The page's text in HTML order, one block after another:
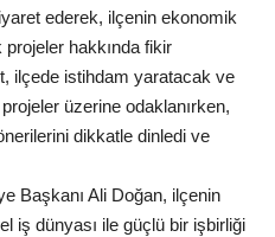
ederek, ilçenin ekonomik
projeler hakkında fikir
ilçede istihdam yaratacak ve
üzerine odaklanırken,
dikkatle dinledi ve
Başkanı Ali Doğan, ilçenin
iş dünyası ile güçlü bir işbirliği